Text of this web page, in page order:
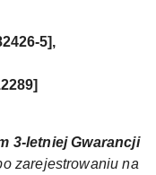
5],
3-letniej Gwarancji
zarejestrowaniu na